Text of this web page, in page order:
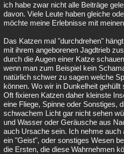
ich habe zwar nicht alle Beiträge
davon. Viele Leute haben gleiche
möchte meine Erlebnisse mit
Das Katzen mal "durchdrehen"
mit ihrem angeborenen Jagdtrieb
durch die Augen einer Katze
wenn man zum Beispiel kein
natürlich schwer zu sagen welche
können. Wo wir in Dunkelheit
Oft fixieren Katzen daher kleinste
eine Fliege, Spinne oder Sonstiges,
schwachem Licht gar nicht sehen
und Wasser oder Geräusche aus
auch Ursache sein. Ich nehme auch
ein "Geist", oder sonstiges Wesen
die Ersten, die diese Wahrnehmen